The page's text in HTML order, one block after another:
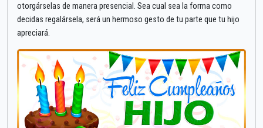
otorgárselas de manera presencial. Sea cual sea la forma como
decidas regalársela, será un hermoso gesto de tu parte que tu hijo
apreciará.